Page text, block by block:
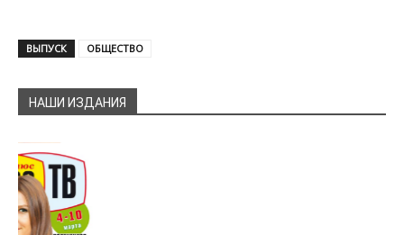
ВЫПУСК ОБЩЕСТВО
НАШИ ИЗДАНИЯ